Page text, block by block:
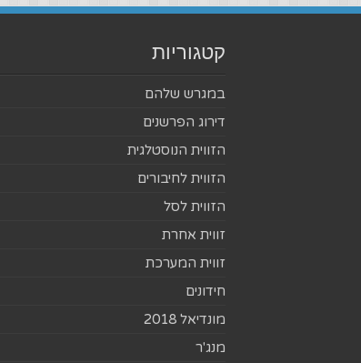
קטגוריות
במגרש שלהם
דירוג הפרשנים
הזווית הנוסטלגית
הזווית לחיבורים
הזווית לסל
זווית אחרת
זווית המערכת
חידונים
מונדיאל 2018
מנג'ר